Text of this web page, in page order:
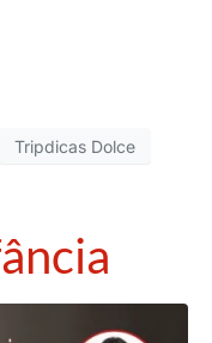
Tripdicas Dolce